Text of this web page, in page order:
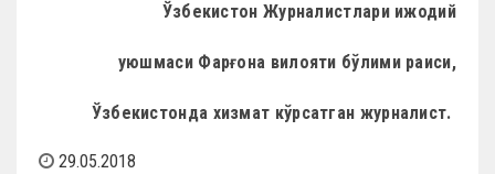
Ўзбекистон Журналистлари ижодий
уюшмаси Фарғона вилояти бўлими раиси,
Ўзбекистонда хизмат кўрсатган журналист.
29.05.2018